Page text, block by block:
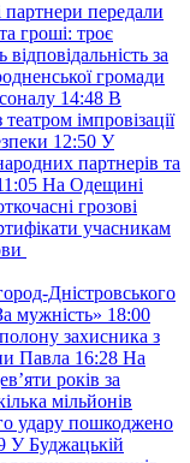
передали
гроші: троє
за
громади
14:48 В
імпровізації
12:50 У
партнерів та
На Одещині
грозові
учасникам
Дністровського
мужність» 18:00
захисника з
Павла 16:28 На
років за
мільйонів
удару пошкоджено
У Буджацькій